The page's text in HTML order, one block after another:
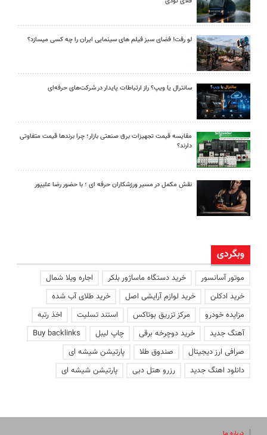
لو رفت! فضای سبز فیلم های سینمایی ایران را چه کسی میسازد؟
سانترال یا ویپ؟ راز ارتباطات پایدار در شرکت‌های حرفه‌ای
مقایسه قیمت تجهیزات برق صنعتی بازار؛ چرا برندها قیمت متفاوتی
دارند؟
نقش مکمل در مسیر ورزشکاران حرفه ای ؛ با حضور رضا علیپور
وبگردی
موتور آسانسور خرید دستگاه ماساژور بلکر
اجاره ویلا شمال
خرید ادکلن
خرید لوازم آرایشی اصل
خرید طلای آب شده
مزایده خودرو
مرکز تزریق بوتاکس استند تسلیت
اخذ رتبه
آهنگ جدید
خرید دوچرخه برقی چاپ لیبل
Buy backlinks
صرافی ارز دیجیتال
صندوق طلا
پارتیشن شیشه ای
دانلود اهنگ جدید
رزرو هتل دبی پارتیشن شیشه ای